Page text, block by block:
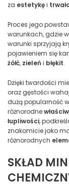
za estetykęi
Proces jego
warunkach, gdzie
warunki sprzyjają
pojawieniem się
żółć, zieleńi błękit.
Dzięki twardości
oraz gęstości
dużą popularność
różnorodne
łupliwości,
znakomicie jako
różnorodnych
SKŁAD